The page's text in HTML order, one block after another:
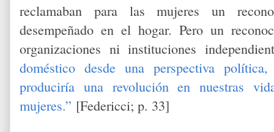
reclamaban para las mujeres un
desempeñado en el hogar. Pero un
organizaciones ni instituciones
doméstico desde una perspectiva
produciría una revolución en nuestras
mujeres.” [Federicci; p. 33]